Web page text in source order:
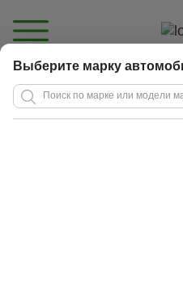
Каталог
Выберите марку